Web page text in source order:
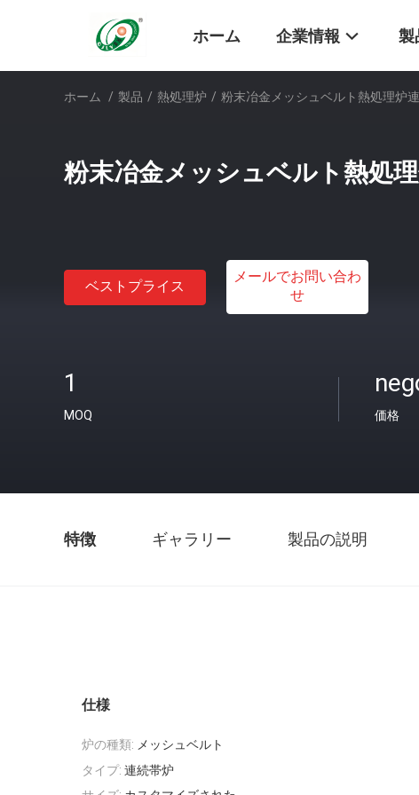
ホーム 企業情報 製
ホーム / 製品 / 熱処理炉 / 粉末冶金メッシュベルト熱処理炉
粉末冶金メッシュベルト熱処
ベストプライス
メールでお問い合わ
せ
1
MOQ 価格
特徴 ギャラリー 製品の説明
仕様
炉の種類: メッシュベルト
タイプ: 連続帯炉